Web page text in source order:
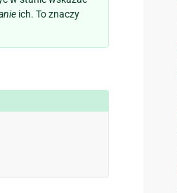
ich. To znaczy